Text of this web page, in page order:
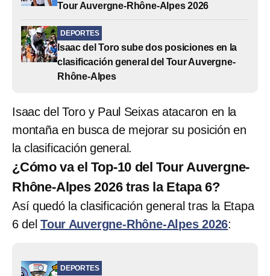
Tour Auvergne-Rhône-Alpes 2026
DEPORTES
Isaac del Toro sube dos posiciones en la
clasificación general del Tour Auvergne-
Rhône-Alpes
Isaac del Toro y Paul Seixas atacaron en la
montaña en busca de mejorar su posición en
la clasificación general.
¿Cómo va el Top-10 del Tour Auvergne-
Rhône-Alpes 2026 tras la Etapa 6?
Así quedó la clasificación general tras la Etapa
6 del Tour Auvergne-Rhône-Alpes 2026:
DEPORTES